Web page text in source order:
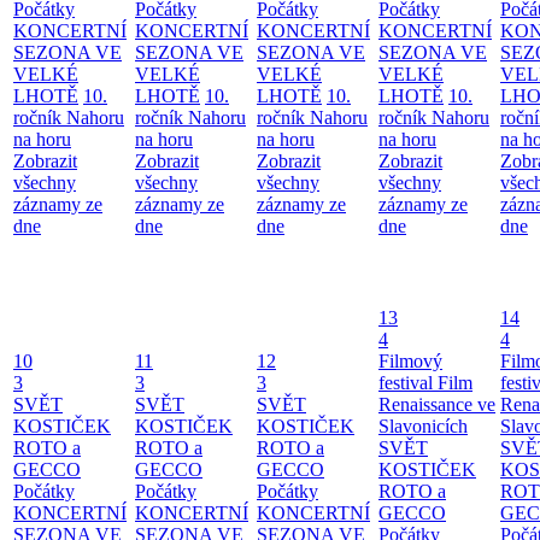
Počátky
KONCERTNÍ
SEZONA VE
VELKÉ
LHOTĚ 10.
ročník Nahoru
na horu
Zobrazit
všechny
záznamy ze
dne
Počátky
KONCERTNÍ
SEZONA VE
VELKÉ
LHOTĚ 10.
ročník Nahoru
na horu
Zobrazit
všechny
záznamy ze
dne
Počátky
KONCERTNÍ
SEZONA VE
VELKÉ
LHOTĚ 10.
ročník Nahoru
na horu
Zobrazit
všechny
záznamy ze
dne
Počátky
KONCERTNÍ
SEZONA VE
VELKÉ
LHOTĚ 10.
ročník Nahoru
na horu
Zobrazit
všechny
záznamy ze
dne
na
dne
10
3
SVĚT
KOSTIČEK
ROTO a
GECCO
Počátky
KONCERTNÍ
SEZONA VE
11
3
SVĚT
KOSTIČEK
ROTO a
GECCO
Počátky
KONCERTNÍ
SEZONA VE
12
3
SVĚT
KOSTIČEK
ROTO a
GECCO
Počátky
KONCERTNÍ
SEZONA VE
13
4
Filmový
festival Film
Renaissance ve
Slavonicích
SVĚT
KOSTIČEK
ROTO a
GECCO
Počátky
14
4